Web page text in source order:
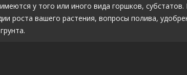
у того или иного вида горшков,
роста вашего растения, вопросы полива,